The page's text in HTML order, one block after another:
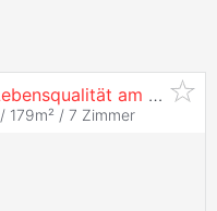
Sunshine Emmersdorf - Pure Lebensqualität am Sonnenhang!
/ 179m² / 7 Zimmer